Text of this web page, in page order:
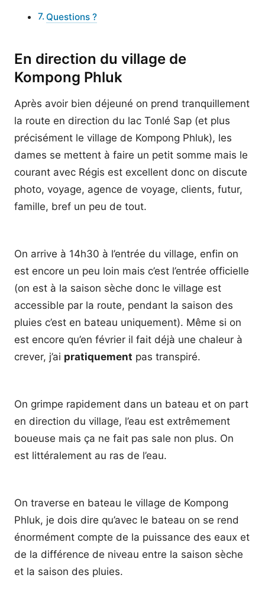
Questions ?
En direction du village de
Kompong Phluk
Après avoir bien déjeuné on prend tranquillement
la route en direction du lac Tonlé Sap (et plus
précisément le village de Kompong Phluk), les
dames se mettent à faire un petit somme mais le
courant avec Régis est excellent donc on discute
photo, voyage, agence de voyage, clients, futur,
famille, bref un peu de tout.
On arrive à 14h30 à l’entrée du village, enfin on
est encore un peu loin mais c’est l’entrée officielle
(on est à la saison sèche donc le village est
accessible par la route, pendant la saison des
pluies c’est en bateau uniquement). Même si on
est encore qu’en février il fait déjà une chaleur à
crever, j’ai pratiquement pas transpiré.
On grimpe rapidement dans un bateau et on part
en direction du village, l’eau est extrêmement
boueuse mais ça ne fait pas sale non plus. On
est littéralement au ras de l’eau.
On traverse en bateau le village de Kompong
Phluk, je dois dire qu’avec le bateau on se rend
énormément compte de la puissance des eaux et
de la différence de niveau entre la saison sèche
et la saison des pluies.